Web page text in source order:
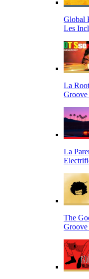
Global
Les
La
La
The